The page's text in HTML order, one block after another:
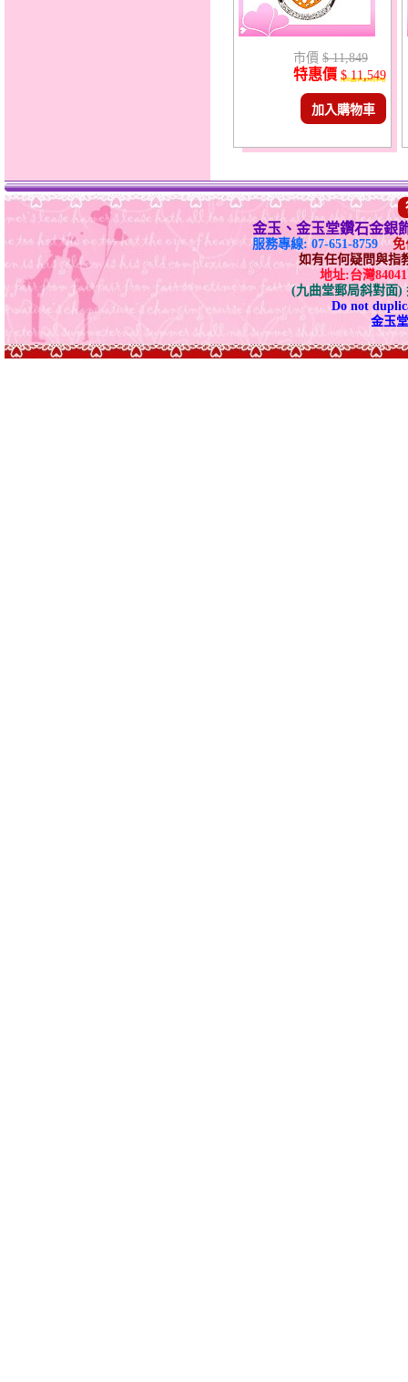
市價 $ 11,849
特惠價 $ 11,549
加入購物車
金玉、金玉堂鑽石金銀
服務專線: 07-651-8759
免
如有任何疑問與指
地址:台灣
(九曲堂郵局斜對面)
Do not
金玉